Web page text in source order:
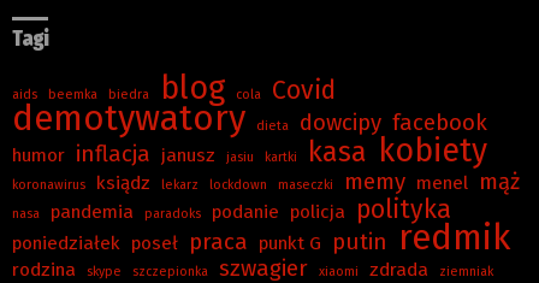
Tagi
aids beemka biedra blog cola Covid
demotywatory dieta dowcipy facebook
humor inflacja janusz jasiu kartki kasa kobiety
koronawirus ksiądz lekarz lockdown maseczki memy menel mąż
nasa pandemia paradoks podanie policja polityka
poniedziałek poseł praca punkt G putin redmik
rodzina skype szczepionka szwagier xiaomi zdrada
ziemniak